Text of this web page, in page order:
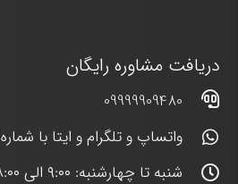
دریافت مشاوره رایگان
09999909480
واتساپ و تلگرام و ایتا با شماره 09213859502
شنبه تا چهارشنبه: ۹:۰۰ الی ۱۸:۰۰